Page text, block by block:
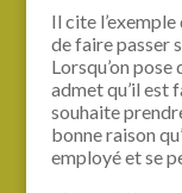
Il cite
de faire passer
Lorsqu’on
admet qu’il est
souhaite
bonne raison
employé et se